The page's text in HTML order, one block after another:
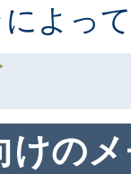
よっ
けの